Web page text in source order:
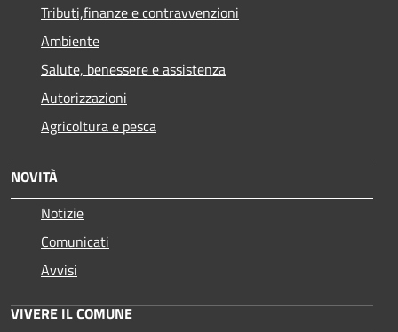
Tributi,finanze e contravvenzioni
Ambiente
Salute, benessere e assistenza
Autorizzazioni
Agricoltura e pesca
NOVITÀ
Notizie
Comunicati
Avvisi
VIVERE IL COMUNE